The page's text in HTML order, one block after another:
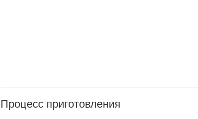
Процесс приготовления